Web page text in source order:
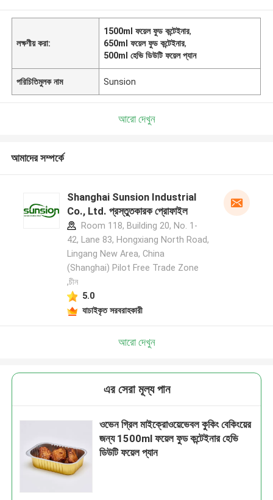
লক্ষণীয় করা:
1500ml ফয়েল ফুড কন্টেইনার,
650ml ফয়েল ফুড কন্টেইনার,
500ml হেভি ডিউটি ​​ফয়েল প্যান
পরিচিতিমুলক নাম Sunsion
আরো দেখুন
আমাদের সম্পর্কে
Shanghai Sunsion Industrial
Co., Ltd. প্রস্তুতকারক প্রোফাইল
Room 118, Building 20, No. 1-
42, Lane 83, Hongxiang North Road,
Lingang New Area, China
(Shanghai) Pilot Free Trade Zone
,চীন
5.0
যাচাইকৃত সরবরাহকারী
আরো দেখুন
এর সেরা মূল্য পান
ওভেন গ্রিল মাইক্রোওয়েভেবল কুকিং বেকিংয়ের
জন্য 1500ml ফয়েল ফুড কন্টেইনার হেভি
ডিউটি ​​ফয়েল প্যান